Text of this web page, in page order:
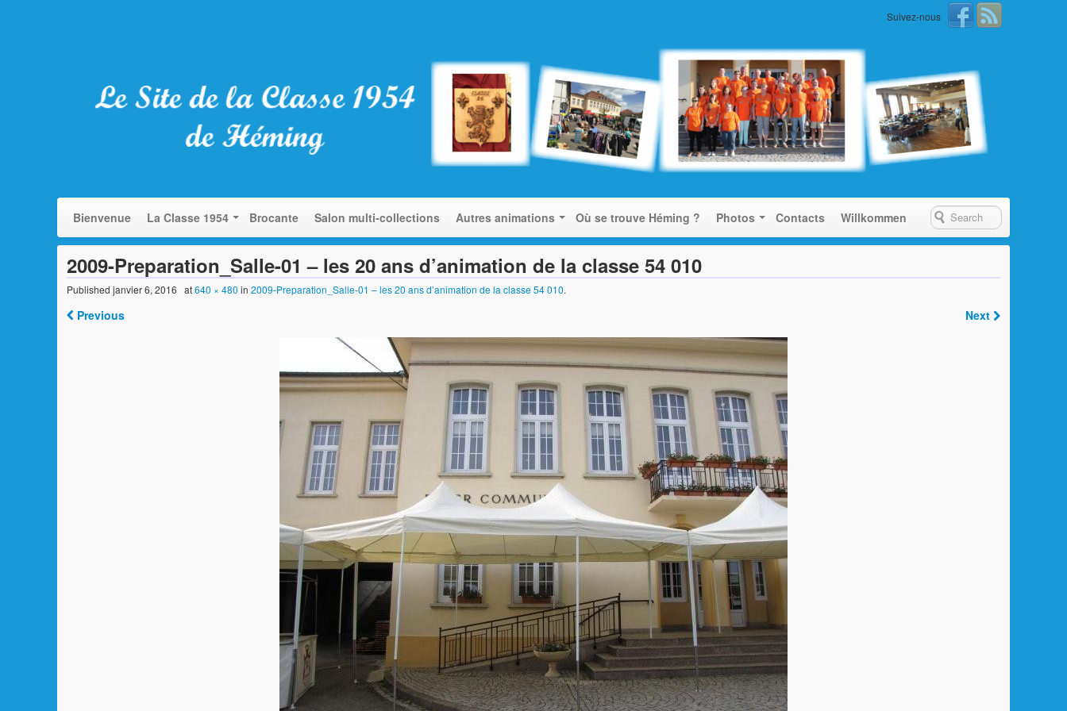
Suivez-nous
Bienvenue La Classe 1954 Brocante Salon multi-collections Autres animations Où se trouve Héming ? Photos Contacts Willkommen
2009-Preparation_Salle-01 – les 20 ans d’animation de la classe 54 010
Published janvier 6, 2016 at640 × 480 in 2009-Preparation_Salle-01 – les 20 ans d’animation de la classe 54 010.
Previous Next